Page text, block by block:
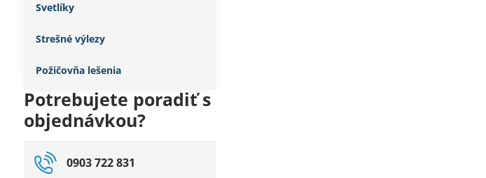
Svetlíky
Strešné výlezy
Požičovňa lešenia
Potrebujete poradiť s
objednávkou?
0903 722 831